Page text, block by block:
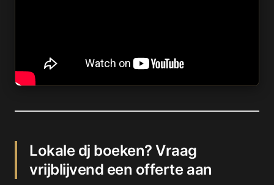
Lokale dj boeken? Vraag
vrijblijvend een offerte aan